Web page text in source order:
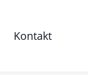
Kontakt